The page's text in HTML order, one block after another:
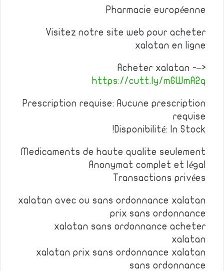
Pharmacie européenne
Visitez notre site web pour acheter
xalatan en ligne
Acheter xalatan -–>
https://cutt.ly/mGWmA2q
Prescription requise: Aucune prescription
requise
Disponibilité: In Stock!
Medicaments de haute qualite seulement
Anonymat complet et légal
Transactions privées
xalatan avec ou sans ordonnance xalatan
prix sans ordonnance
xalatan sans ordonnance acheter
xalatan
xalatan prix sans ordonnance xalatan
sans ordonnance